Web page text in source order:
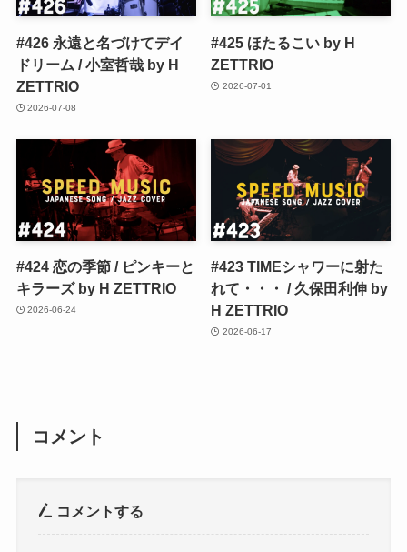
#426 永遠と名づけてデイ
ドリーム / 小室哲哉 by H
ZETTRIO
2026-07-08
#425 ほたるこい by H
ZETTRIO
2026-07-01
#424 恋の季節 / ピンキーと
キラーズ by H ZETTRIO
2026-06-24
#423 TIMEシャワーに射た
れて・・・ / 久保田利伸 by
H ZETTRIO
2026-06-17
コメント
コメントする